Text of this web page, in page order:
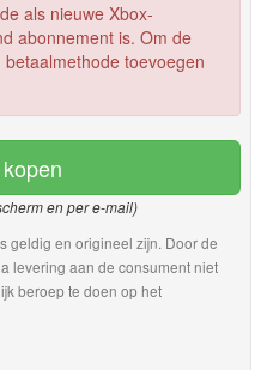
als nieuwe Xbox-
abonnement is. Om de
toevoegen
en per e-mail)
geldig en origineel zijn. Door de
levering aan de consument niet
beroep te doen op het